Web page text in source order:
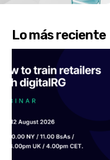
Lo más reciente